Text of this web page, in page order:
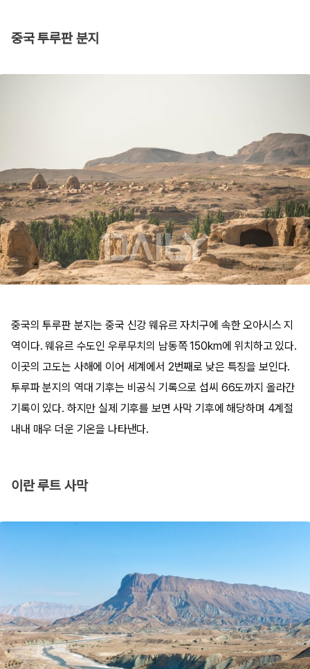
중국 투루판 분지
중국의 투루판 분지는 중국 신강 웨유르 자치구에 속한 오아시스 지
역이다. 웨유르 수도인 우루무치의 남동쪽 150km에 위치하고 있다.
이곳의 고도는 사해에 이어 세계에서 2번째로 낮은 특징을 보인다.
투루파 분지의 역대 기후는 비공식 기록으로 섭씨 66도까지 올라간
기록이 있다. 하지만 실제 기후를 보면 사막 기후에 해당하며 4계절
내내 매우 더운 기온을 나타낸다.
이란 루트 사막